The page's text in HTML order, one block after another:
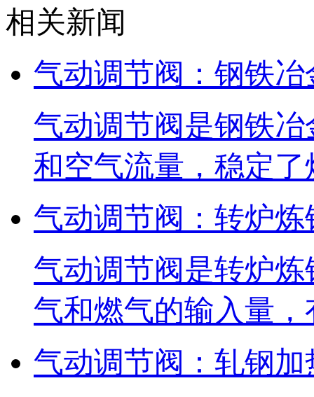
相关新闻
气动调节阀：钢铁
气动调节阀是钢铁
和空气流量，稳定
气动调节阀：转炉
气动调节阀是转炉
气和燃气的输入量
气动调节阀：轧钢